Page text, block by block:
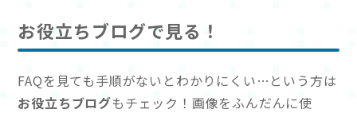
お役立ちブログで見る！
FAQを見ても手順がないとわかりにくい…という方は
お役立ちブログもチェック！画像をふんだんに使